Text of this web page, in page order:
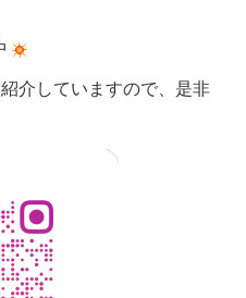
介していますので、是非